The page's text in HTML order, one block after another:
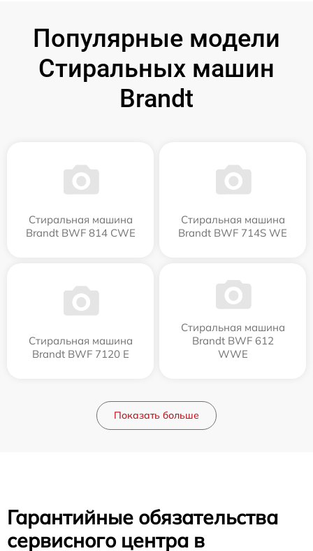
Популярные модели
Стиральных машин
Brandt
Стиральная машина
Brandt BWF 814 CWE
Стиральная машина
Brandt BWF 714S WE
Стиральная машина
Brandt BWF 7120 E
Стиральная машина
Brandt BWF 612
WWE
Показать больше
Гарантийные обязательства
сервисного центра в